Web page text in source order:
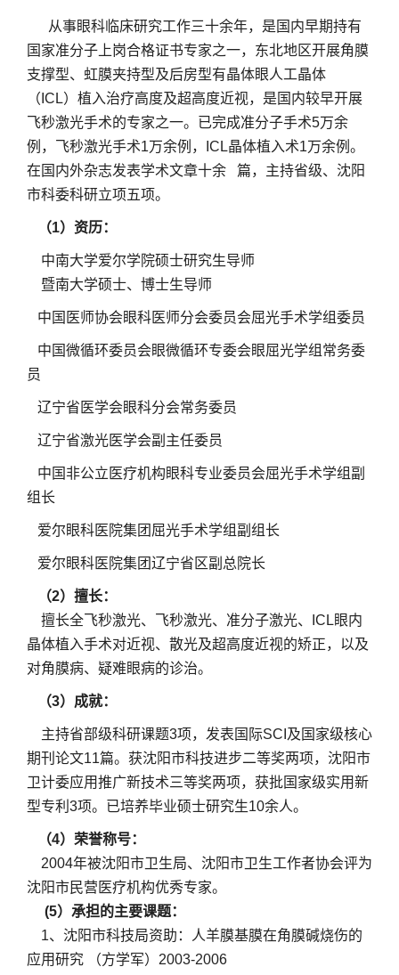
从事眼科临床研究工作三十余年，是国内早期持有
国家准分子上岗合格证书专家之一，东北地区开展角膜
支撑型、虹膜夹持型及后房型有晶体眼人工晶体
（ICL）植入治疗高度及超高度近视，是国内较早开展
飞秒激光手术的专家之一。已完成准分子手术5万余
例，飞秒激光手术1万余例，ICL晶体植入术1万余例。
在国内外杂志发表学术文章十余 篇，主持省级、沈阳
市科委科研立项五项。
（1）资历：
中南⼤学爱尔学院硕⼠研究⽣导师
暨南⼤学硕⼠、博⼠⽣导师
中国医师协会眼科医师分会委员会屈光手术学组委员
中国微循环委员会眼微循环专委会眼屈光学组常务委
员
辽宁省医学会眼科分会常务委员
辽宁省激光医学会副主任委员
中国⾮公⽴医疗机构眼科专业委员会屈光⼿术学组副
组⻓
爱尔眼科医院集团屈光⼿术学组副组⻓
爱尔眼科医院集团辽宁省区副总院⻓
（2）擅长：
擅长全飞秒激光、飞秒激光、准分子激光、ICL眼内
晶体植入手术对近视、散光及超高度近视的矫正，以及
对角膜病、疑难眼病的诊治。
（3）成就：
主持省部级科研课题3项，发表国际SCI及国家级核心
期刊论文11篇。获沈阳市科技进步二等奖两项，沈阳市
卫计委应用推广新技术三等奖两项，获批国家级实用新
型专利3项。已培养毕业硕士研究生10余人。
（4）荣誉称号：
2004年被沈阳市卫生局、沈阳市卫生工作者协会评为
沈阳市民营医疗机构优秀专家。
(5）承担的主要课题：
1、沈阳市科技局资助：人羊膜基膜在角膜碱烧伤的
应用研究 （方学军）2003-2006